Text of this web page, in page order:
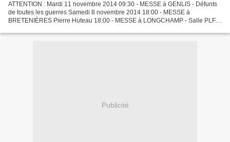
ATTENTION : Mardi 11 novembre 2014 09:30 - MESSE à GENLIS - Défunts
de toutes les guerres Samedi 8 novembre 2014 18:00 - MESSE à
BRETENIÈRES Pierre Huteau 18:00 - MESSE à LONGCHAMP - Salle PLF
Publicité